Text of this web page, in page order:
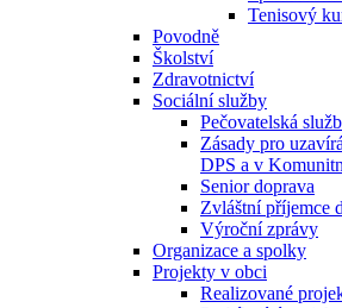
Tenisový
Povodně
Školství
Zdravotnictví
Sociální služby
Pečovatelská
Zásady pro
DPS a v
Senior doprava
Zvláštní příjemce
Výroční zprávy
Organizace a spolky
Projekty v obci
Realizované